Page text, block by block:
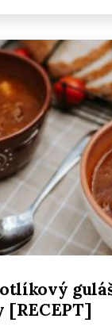
[RECEPT]